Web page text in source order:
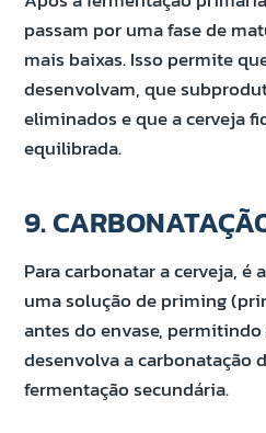
passam por uma fase de
mais baixas. Isso permite
desenvolvam, que
eliminados e que a cerveja
equilibrada.
9.
Para carbonatar a cerveja, é
uma solução de priming
antes do envase, permitindo
desenvolva a carbonatação
fermentação secundária.